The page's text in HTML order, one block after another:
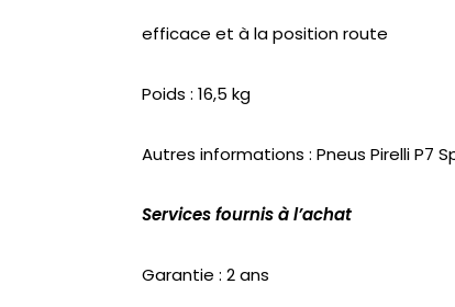
efficace et à la position route
Poids : 16,5 kg
Autres informations : Pneus Pirelli P7
Services fournis à l’achat
Garantie : 2 ans